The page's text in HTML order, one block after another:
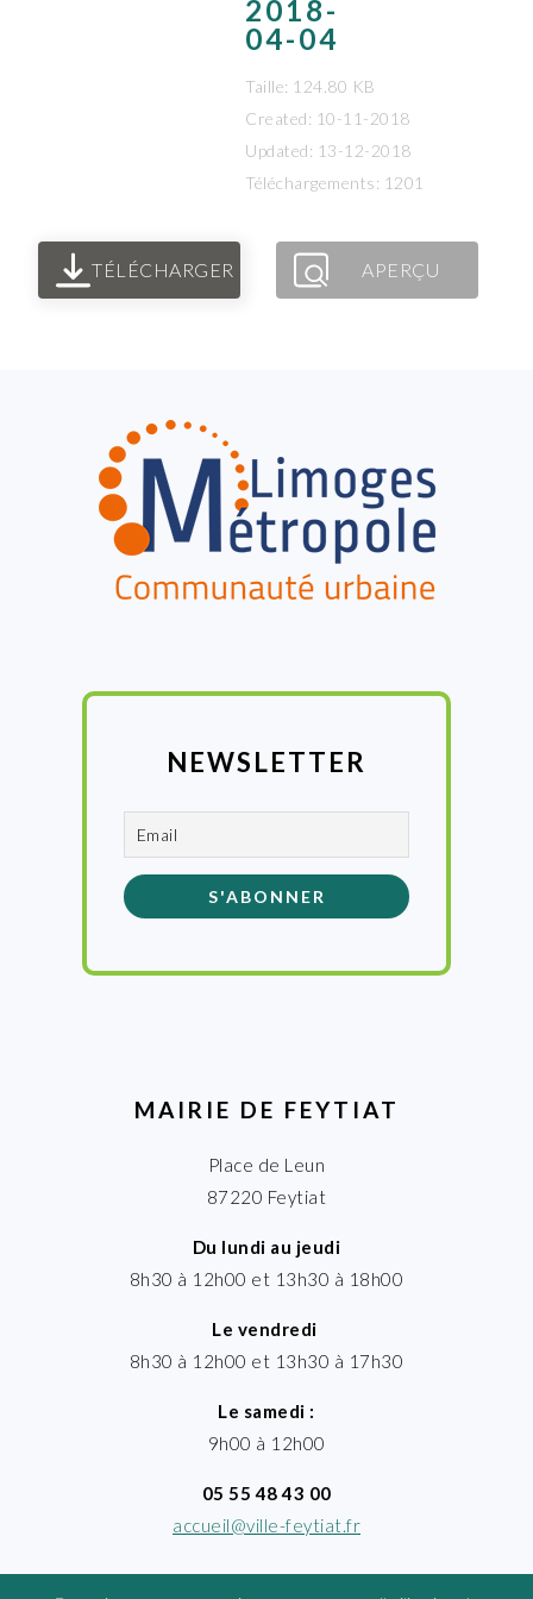
2018-
04-04
Taille: 124.80 KB
Created: 10-11-2018
Updated: 13-12-2018
Téléchargements: 1201
TÉLÉCHARGER APERÇU
NEWSLETTER
MAIRIE DE FEYTIAT
Place de Leun
87220 Feytiat
Du lundi au jeudi
8h30 à 12h00 et 13h30 à 18h00
Le vendredi
8h30 à 12h00 et 13h30 à 17h30
Le samedi :
9h00 à 12h00
05 55 48 43 00
accueil@ville-feytiat.fr